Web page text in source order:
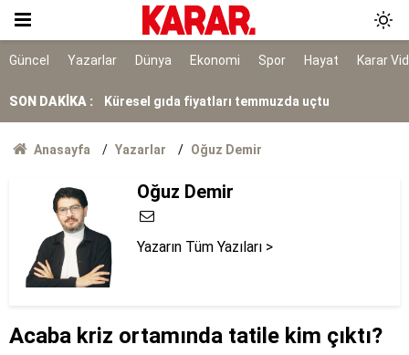
Güncel Yazarlar Dünya Ekonomi Spor Hayat Karar
SON DAKİKA :
Fatih'teki bıçaklı kavgada 1 kişi öldü: 8 şüpheli
adliyeye sevk edildi
Ne sade ne çikolatalı!
Küresel gıda fiyatları temmuzda uçtu
ürün veriyor kazanç katlanıyor
Ahbap’ın yönetimi kayyuma devredildi
Anasayfa Yazarlar Oğuz Demir
Oğuz Demir
Yazarın Tüm Yazıları >
Acaba kriz ortamında tatile kim çıktı?